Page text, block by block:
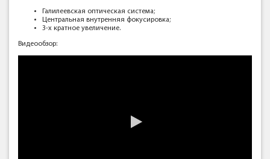
Галилеевская оптическая система;
Центральная внутренняя фокусировка;
3-х кратное увеличение.
Видеообзор: